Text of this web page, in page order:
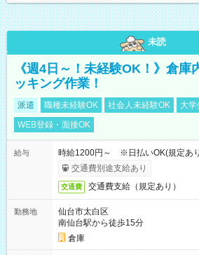
未読
《週4日～！未経験OK！》倉庫
ッキング作業！
派遣 職種未経験OK 社会人未経験OK 大学
WEB登録・面接OK
給与
時給1200円～ ※日払いOK(規定あ
交通費別途支給あり
交通費 交通費支給（規定あり）
勤務地
仙台市太白区
南仙台駅から徒歩15分
倉庫